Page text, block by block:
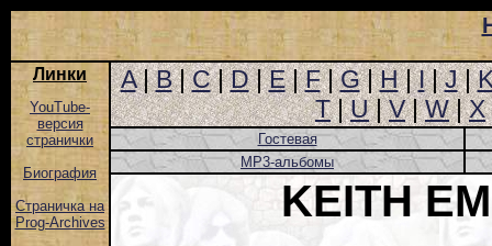
Линки
YouTube-
версия
странички
Биография
Страничка на
Prog-Archives
A|B|C|D|E|F|G|H|I|J|
T|U|V|W|X
Гостевая
MP3-альбомы
KEITH